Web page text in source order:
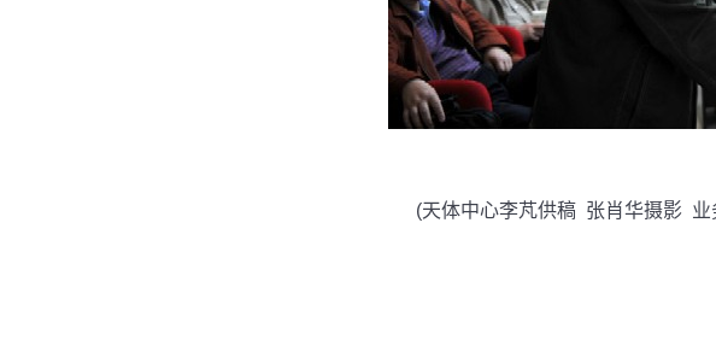
(天体中心李芃供稿 张肖华摄影 业务处